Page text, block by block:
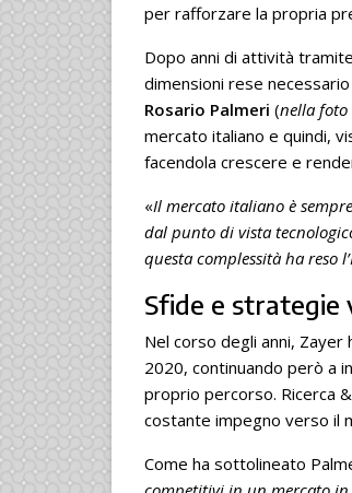
per rafforzare la propria
Dopo anni di attività
dimensioni rese
Rosario Palmeri (nella foto
mercato italiano e quindi,
facendola crescere e
«Il mercato italiano è
dal punto di vista
questa complessità ha reso
Sfide e strategie
Nel corso degli anni,
2020, continuando però a
proprio percorso. Ricerca
costante impegno verso il
Come ha sottolineato